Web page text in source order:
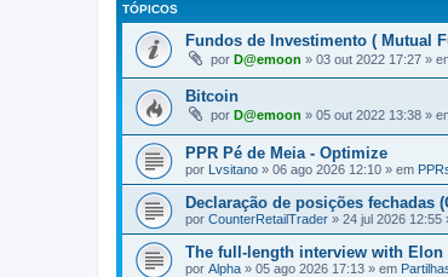
TÓPICOS
Fundos de Investimento ( Mutual
por D@emoon » 03 out 2022 17:27 »
Bitcoin
por D@emoon » 05 out 2022 13:38 »
PPR Pé de Meia - Optimize
por Lvsitano » 06 ago 2026 12:10 » em
Declaração de posições fechadas
por CounterRetailTrader » 24 jul 2026 12:55
The full-length interview with
por Alpha » 05 ago 2026 17:13 » em